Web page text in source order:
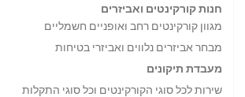
חנות קורקינטים ואביזרים
מגוון קורקינטים רחב ואופניים חשמליים
מבחר אביזרים נלווים ואביזרי בטיחות
מעבדת תיקונים
שירות לכל סוגי הקורקינטים וכל סוגי התקלות